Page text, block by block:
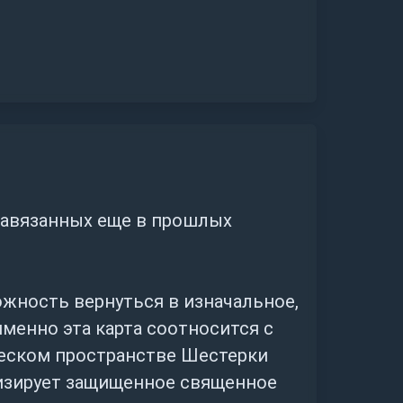
еще в прошлых
вернуться в изначальное,
эта карта соотносится с
пространстве Шестерки
защищенное священное